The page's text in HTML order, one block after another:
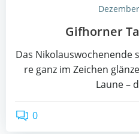
Gif­hor­ner
Das
re ganz im Zei­chen
Lau­ne –
0